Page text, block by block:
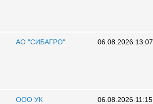
АО "СИБАГРО" 06.08.2026 13:07
ООО УК
06.08.2026 11:15